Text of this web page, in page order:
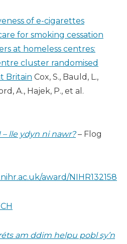
of e-cigarettes
for smoking cessation
at homeless centres:
cluster randomised
Britain Cox, S., Bauld, L.,
A., Hajek, P., et al.
– lle ydyn ni nawr?– Flog
award/NIHR132158
am ddim helpu pobl sy’n